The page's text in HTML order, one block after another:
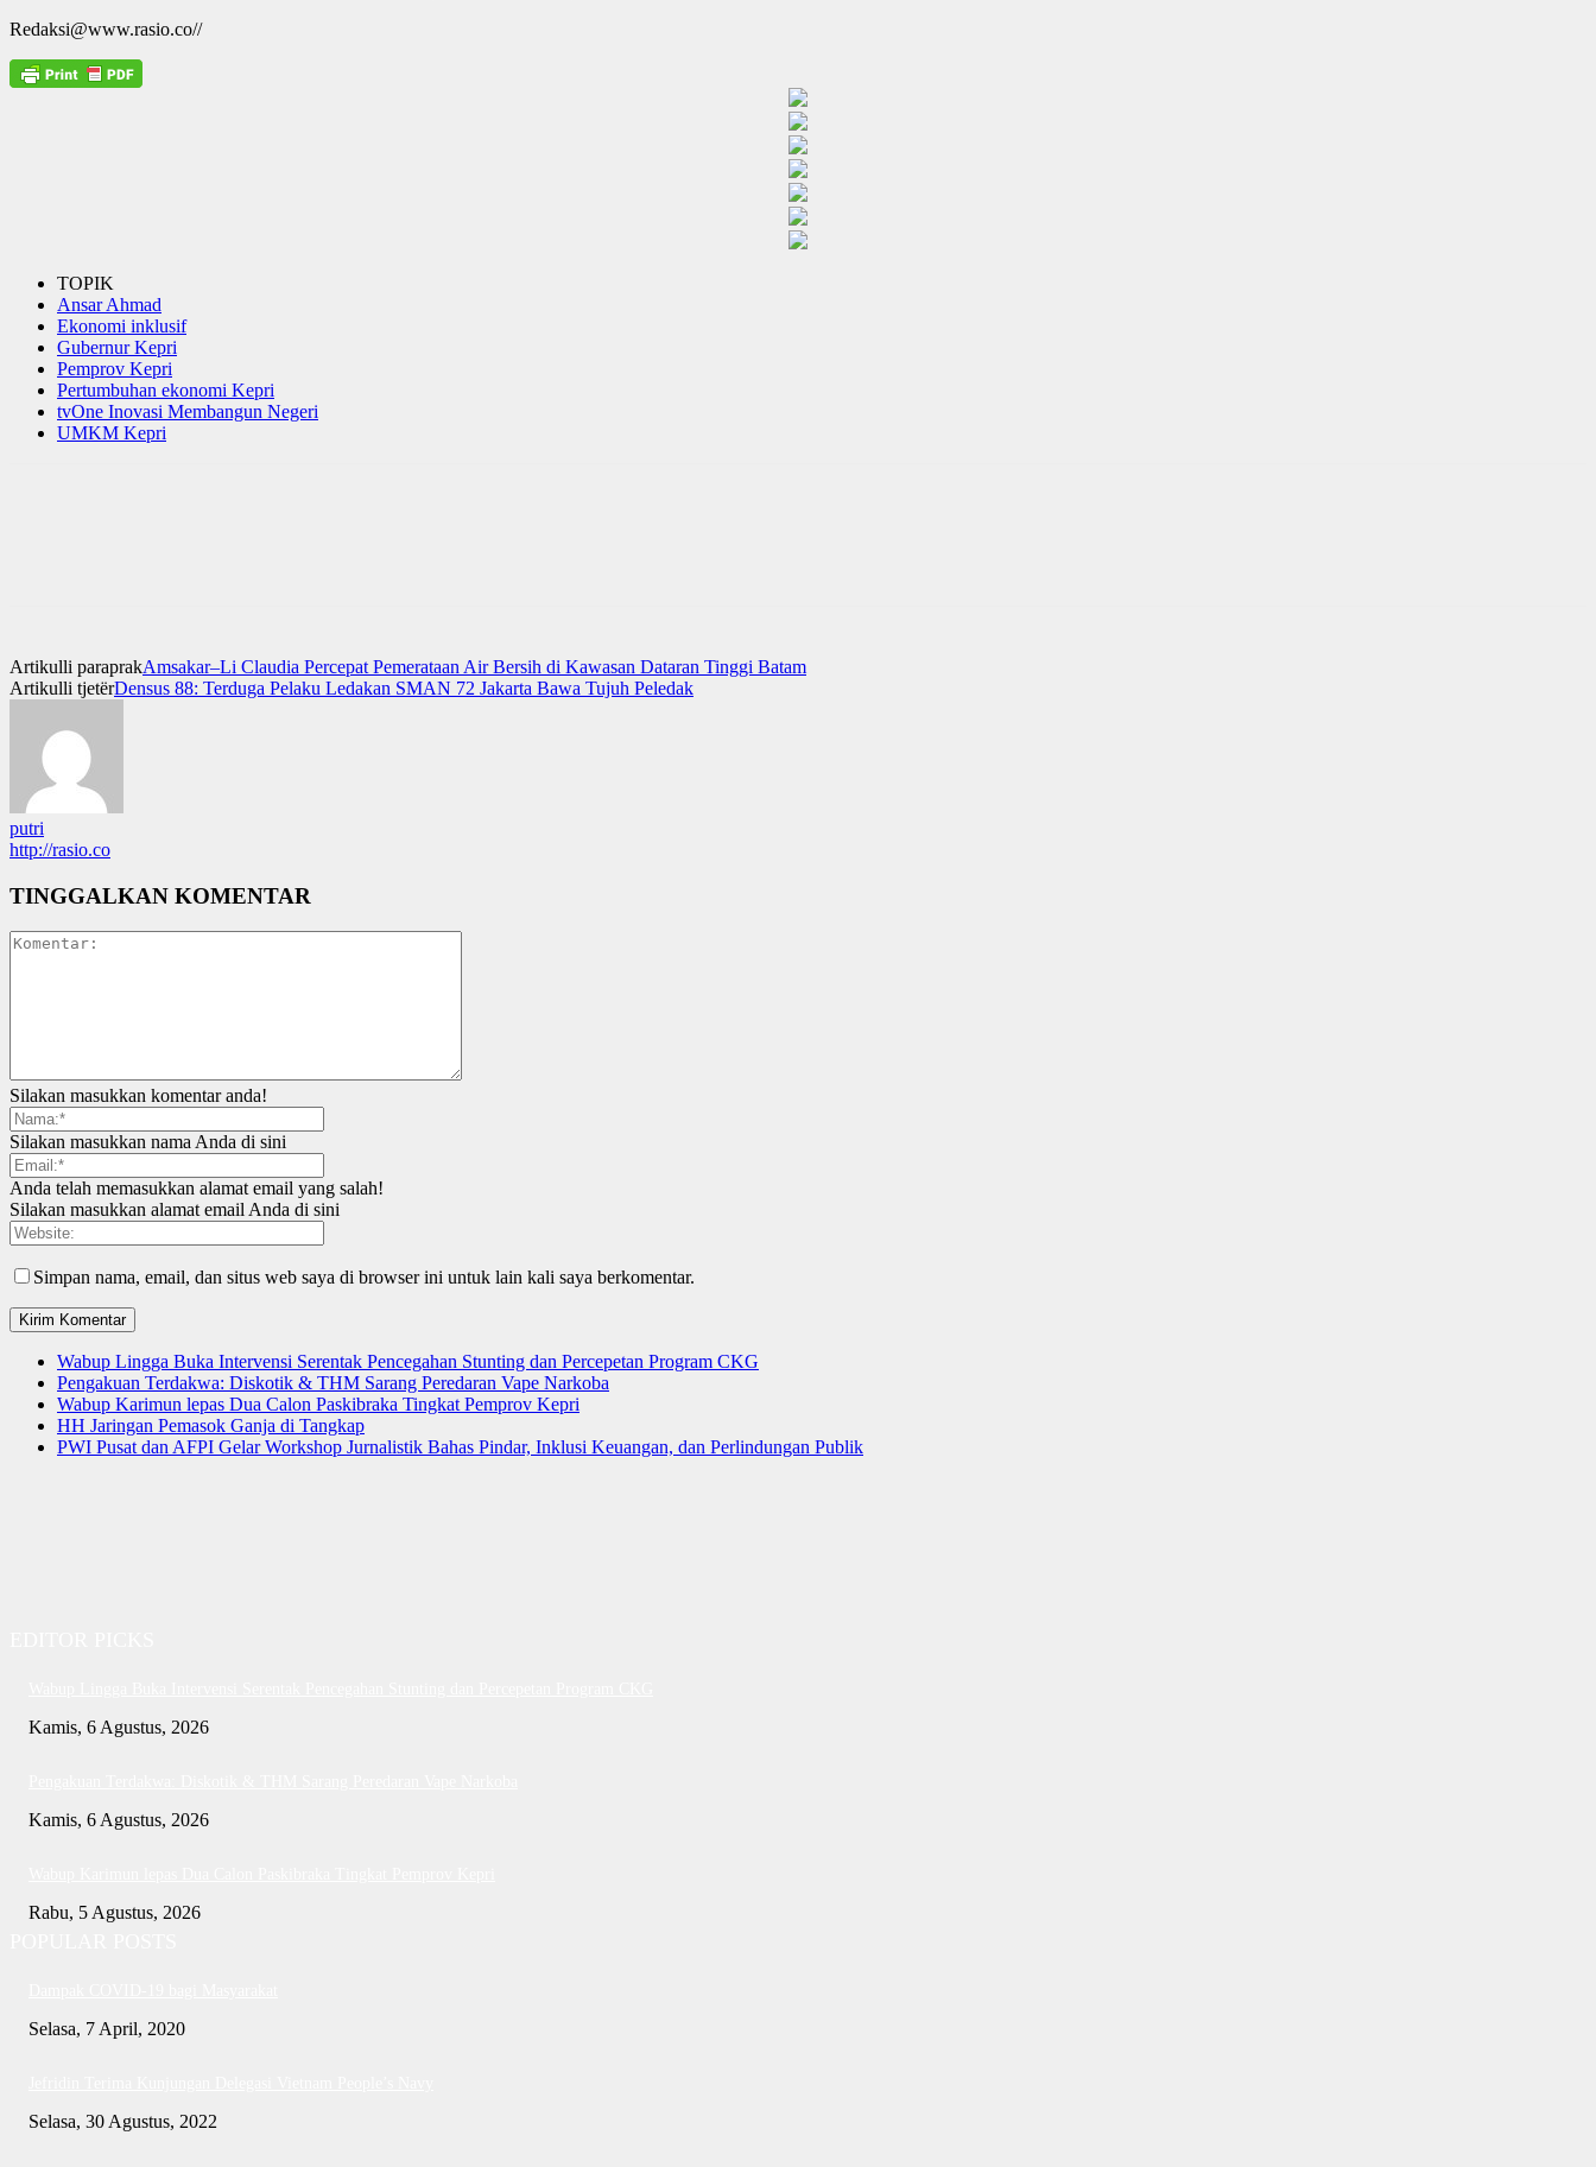
Redaksi@www.rasio.co//
TOPIK
Ansar Ahmad
Ekonomi inklusif
Gubernur Kepri
Pemprov Kepri
Pertumbuhan ekonomi Kepri
tvOne Inovasi Membangun Negeri
UMKM Kepri
Artikulli paraprakAmsakar–Li Claudia Percepat Pemerataan Air Bersih di Kawasan Dataran Tinggi Batam
Artikulli tjetërDensus 88: Terduga Pelaku Ledakan SMAN 72 Jakarta Bawa Tujuh Peledak
putri
http://rasio.co
TINGGALKAN KOMENTAR
Silakan masukkan komentar anda!
Silakan masukkan nama Anda di sini
Anda telah memasukkan alamat email yang salah!
Silakan masukkan alamat email Anda di sini
Simpan nama, email, dan situs web saya di browser ini untuk lain kali saya berkomentar.
Wabup Lingga Buka Intervensi Serentak Pencegahan Stunting dan Percepetan Program CKG
Pengakuan Terdakwa: Diskotik & THM Sarang Peredaran Vape Narkoba
Wabup Karimun lepas Dua Calon Paskibraka Tingkat Pemprov Kepri
HH Jaringan Pemasok Ganja di Tangkap
PWI Pusat dan AFPI Gelar Workshop Jurnalistik Bahas Pindar, Inklusi Keuangan, dan Perlindungan Publik
Kamis, 6 Agustus, 2026
Kamis, 6 Agustus, 2026
Rabu, 5 Agustus, 2026
Selasa, 7 April, 2020
Selasa, 30 Agustus, 2022